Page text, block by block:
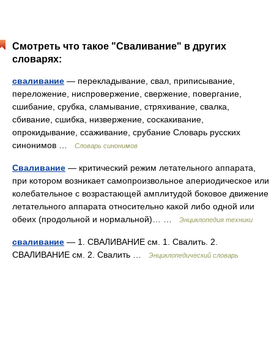
Смотреть что такое "Сваливание" в других
словарях:
сваливание — перекладывание, свал, приписывание,
переложение, ниспровержение, свержение, повергание,
сшибание, срубка, сламывание, стряхивание, свалка,
сбивание, сшибка, низвержение, соскакивание,
опрокидывание, ссаживание, срубание Словарь русских
синонимов …
Словарь синонимов
Сваливание — критический режим летательного аппарата,
при котором возникает самопроизвольное апериодическое или
колебательное с возрастающей амплитудой боковое движение
летательного аппарата относительно какой либо одной или
обеих (продольной и нормальной)… …
Энциклопедия техники
сваливание — 1. СВАЛИВАНИЕ см. 1. Свалить. 2.
СВАЛИВАНИЕ см. 2. Свалить …
Энциклопедический словарь